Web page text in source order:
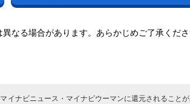
なる場合があります。あらかじめご了承くださ
イナビニュース・マイナビウーマンに還元されること